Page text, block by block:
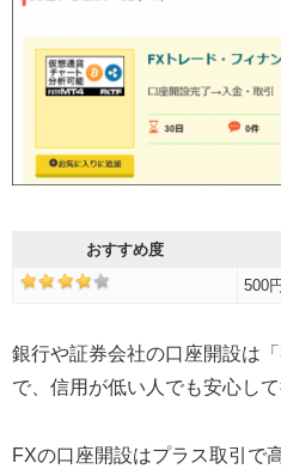
おすすめ度
500
銀行や証券会社の口座開設は
で、信用が低い人でも安心して
FXの口座開設はプラス取引で